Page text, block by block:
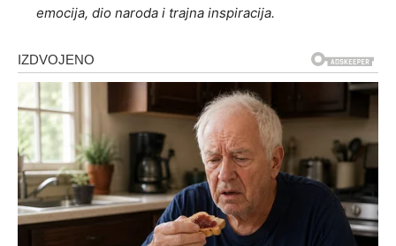
emocija, dio naroda i trajna inspiracija.